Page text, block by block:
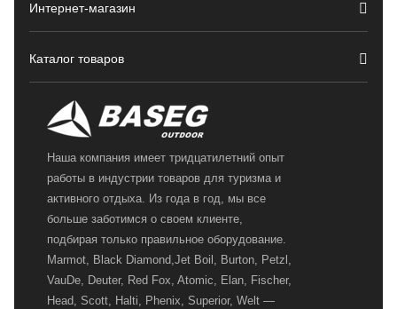
Интернет-магазин
Каталог товаров
Наша компания имеет тридцатилетний опыт
работы в индустрии товаров для туризма и
активного отдыха. Из года в год, мы все
больше заботимся о своем клиенте,
подбирая только правильное оборудование.
Marmot, Black Diamond,Jet Boil, Burton, Petzl,
VauDe, Deuter, Red Fox, Atomic, Elan, Fischer,
Head, Scott, Halti, Phenix, Superior, Welt —